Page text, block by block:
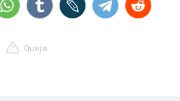
Queja